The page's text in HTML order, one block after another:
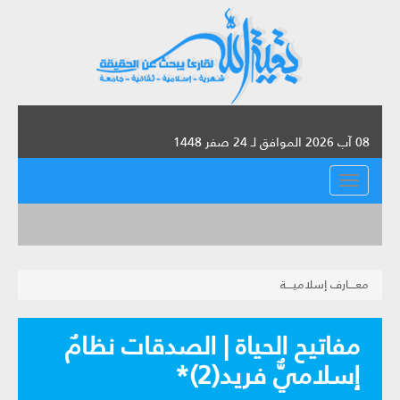
08 آب 2026 الموافق لـ 24 صفر 1448
القائمة
معــــارف إسلاميــــة
مفاتيح الحياة | الصدقات نظامٌ
إسلاميٌّ فريد(2)*